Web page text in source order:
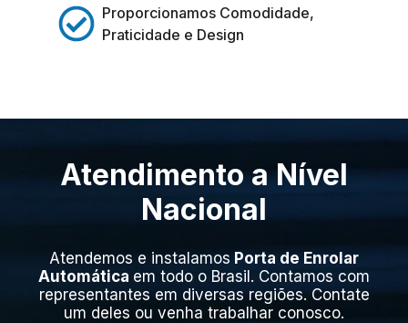
Proporcionamos Comodidade,
Praticidade e Design
Atendimento a Nível
Nacional
Atendemos e instalamos Porta de Enrolar
Automática em todo o Brasil. Contamos com
representantes em diversas regiões. Contate
um deles ou venha trabalhar conosco.